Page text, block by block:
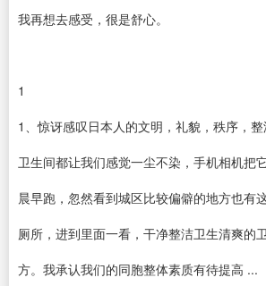
我再想去感受，很是舒心。
1
1、惊讶感叹日本人的文明，礼貌，秩序，
卫生间都让我们感觉一尘不染，手机相机把
晨早跑，忽然看到城区比较偏僻的地方也有
厕所，进到里面一看，干净整洁卫生清爽的
方。我承认我们的同胞整体素质有待提高 ...